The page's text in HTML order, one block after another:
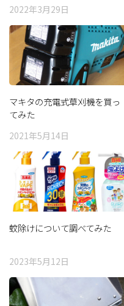
2022年3月29日
マキタの充電式草刈機を買っ
てみた
2021年5月14日
蚊除けについて調べてみた
2023年5月12日